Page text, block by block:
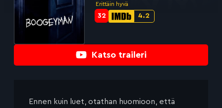
Katso traileri
Erittäin hyvä
IMDb-
4.2
Metascore-
32
Ennen kuin luet, otathan huomioon, että